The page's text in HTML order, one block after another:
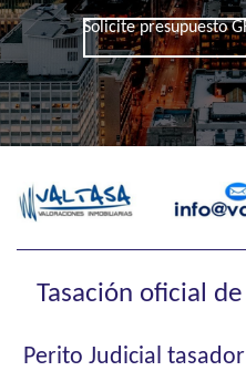
Solicite presupuesto
Tasación oficial
Perito Judicial